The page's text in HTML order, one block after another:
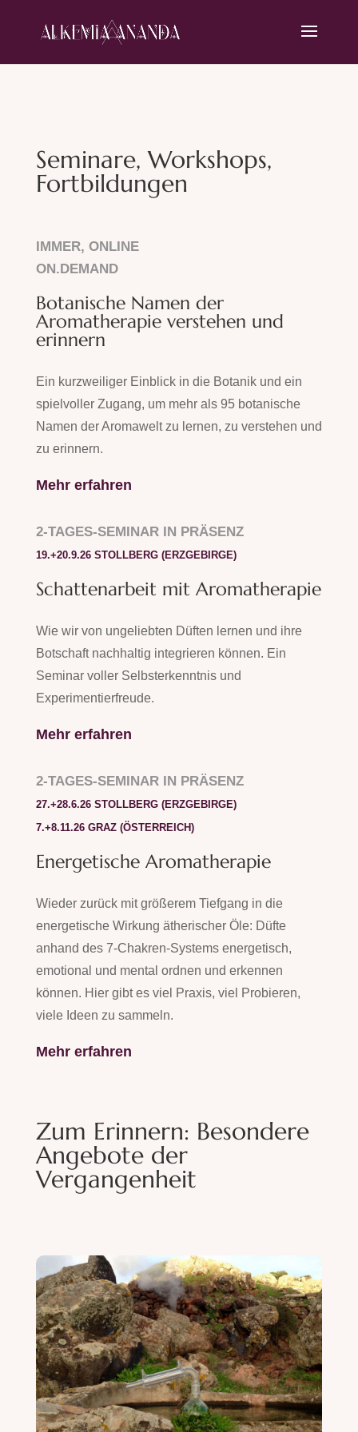
Seminare, Workshops,
Fortbildungen
IMMER, ONLINE
ON.DEMAND
Botanische Namen der
Aromatherapie verstehen und
erinnern
Ein kurzweiliger Einblick in die Botanik und ein
spielvoller Zugang, um mehr als 95 botanische
Namen der Aromawelt zu lernen, zu verstehen und
zu erinnern.
Mehr erfahren
2-TAGES-SEMINAR IN PRÄSENZ
19.+20.9.26 STOLLBERG (ERZGEBIRGE)
Schattenarbeit mit Aromatherapie
Wie wir von ungeliebten Düften lernen und ihre
Botschaft nachhaltig integrieren können. Ein
Seminar voller Selbsterkenntnis und
Experimentierfreude.
Mehr erfahren
2-TAGES-SEMINAR IN PRÄSENZ
27.+28.6.26 STOLLBERG (ERZGEBIRGE)
7.+8.11.26 GRAZ (ÖSTERREICH)
Energetische Aromatherapie
Wieder zurück mit größerem Tiefgang in die
energetische Wirkung ätherischer Öle: Düfte
anhand des 7-Chakren-Systems energetisch,
emotional und mental ordnen und erkennen
können. Hier gibt es viel Praxis, viel Probieren,
viele Ideen zu sammeln.
Mehr erfahren
Zum Erinnern: Besondere
Angebote der
Vergangenheit